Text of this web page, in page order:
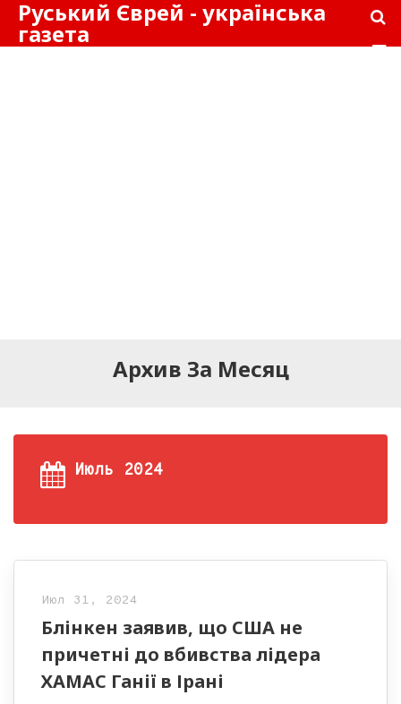
Руський Єврей - українська
газета
Архив За Месяц
Июль 2024
Июл 31, 2024
Блінкен заявив, що США не
причетні до вбивства лідера
ХАМАС Ганії в Ірані